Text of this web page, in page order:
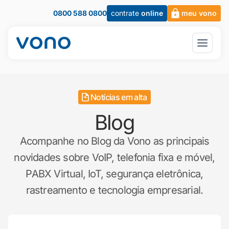
0800 588 0800 contrate online meu vono
Notícias em alta
Blog
Acompanhe no Blog da Vono as principais
novidades sobre VoIP, telefonia fixa e móvel,
PABX Virtual, IoT, segurança eletrônica,
rastreamento e tecnologia empresarial.